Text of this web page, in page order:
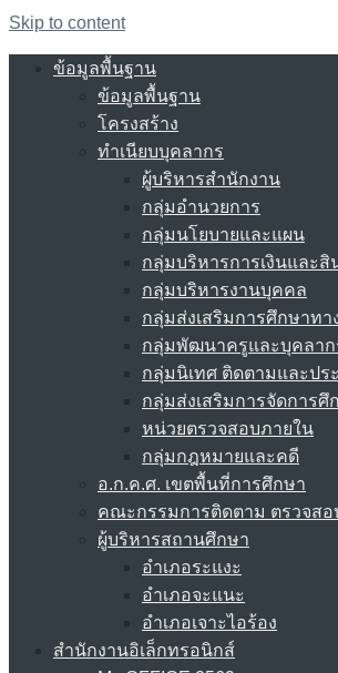
Skip to content
ข้อมูลพื้นฐาน
ข้อมูลพื้นฐาน
โครงสร้าง
ทำเนียบบุคลากร
ผู้บริหารสำนักงาน
กลุ่มอำนวยการ
กลุ่มนโยบายและแผน
กลุ่มบริหารการเงินและสิ
กลุ่มบริหารงานบุคคล
กลุ่มส่งเสริมการศึกษาทา
กลุ่มพัฒนาครูและบุคลาก
กลุ่มนิเทศ ติดตามและปร
กลุ่มส่งเสริมการจัดการศึ
หน่วยตรวจสอบภายใน
กลุ่มกฎหมายและคดี
อ.ก.ค.ศ. เขตพื้นที่การศึกษา
คณะกรรมการติดตาม ตรวจสอ
ผู้บริหารสถานศึกษา
อำเภอระแงะ
อำเภอจะแนะ
อำเภอเจาะไอร้อง
สำนักงานอิเล็กทรอนิกส์